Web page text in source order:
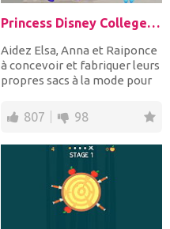
Princess Disney College Bag
Aidez Elsa, Anna et Raiponce
à concevoir et fabriquer leurs
propres sacs à la mode pour
807 98